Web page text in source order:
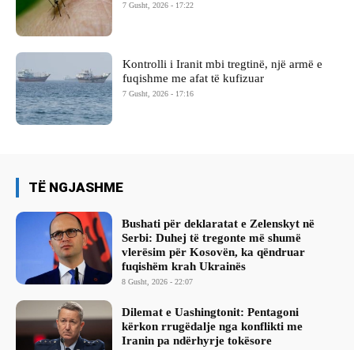
7 Gusht, 2026 - 17:22
Kontrolli i Iranit mbi tregtinë, një armë e
fuqishme me afat të kufizuar
7 Gusht, 2026 - 17:16
TË NGJASHME
Bushati për deklaratat e Zelenskyt në
Serbi: Duhej të tregonte më shumë
vlerësim për Kosovën, ka qëndruar
fuqishëm krah Ukrainës
8 Gusht, 2026 - 22:07
Dilemat e Uashingtonit: Pentagoni
kërkon rrugëdalje nga konflikti me
Iranin pa ndërhyrje tokësore